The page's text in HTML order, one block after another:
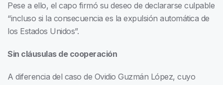
Pese a ello, el capo firmó su deseo de declararse culpable
“incluso si la consecuencia es la expulsión automática de
los Estados Unidos”.
Sin cláusulas de cooperación
A diferencia del caso de Ovidio Guzmán López, cuyo